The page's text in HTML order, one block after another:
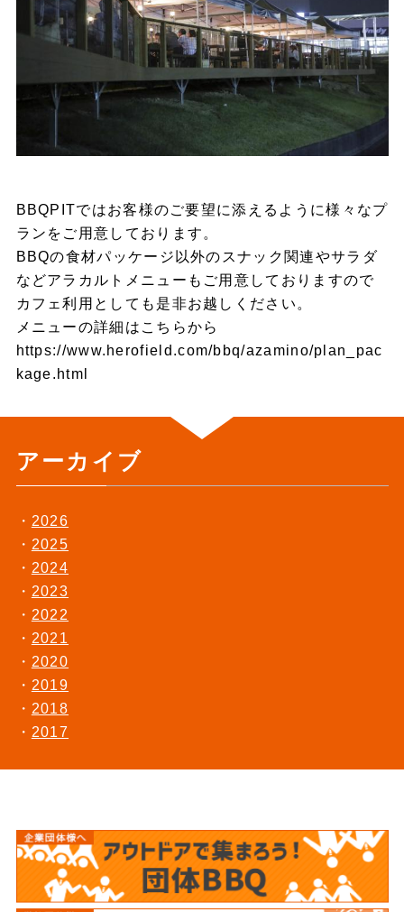
BBQPITではお客様のご要望に添えるように様々なプ
ランをご用意しております。
BBQの食材パッケージ以外のスナック関連やサラダ
などアラカルトメニューもご用意しておりますので
カフェ利用としても是非お越しください。
メニューの詳細はこちらから
https://www.herofield.com/bbq/azamino/plan_pac
kage.html
アーカイブ
2026
2025
2024
2023
2022
2021
2020
2019
2018
2017